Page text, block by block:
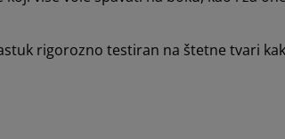
jastuk rigorozno testiran na štetne tvari